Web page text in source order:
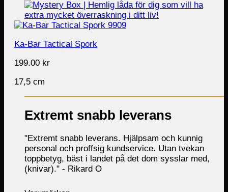
Ka-Bar Tactical Spork
199.00 kr
17,5 cm
Extremt snabb leverans
"Extremt snabb leverans. Hjälpsam och kunnig
personal och proffsig kundservice. Utan tvekan
toppbetyg, bäst i landet på det dom sysslar med,
(knivar)." - Rikard O